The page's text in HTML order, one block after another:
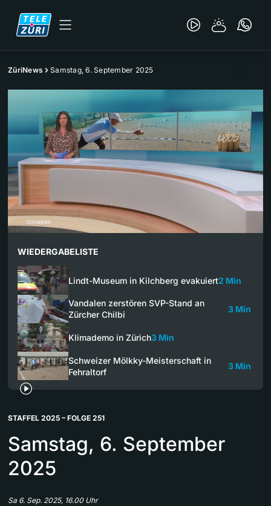
ZüriNews Samstag, 6. September 2025
WIEDERGABELISTE
Lindt-Museum in Kilchberg evakuiert2 Min
Vandalen zerstören SVP-Stand an
Zürcher Chilbi
3 Min
Klimademo in Zürich3 Min
Schweizer Mölkky-Meisterschaft in
Fehraltorf
3 Min
STAFFEL 2025 – FOLGE 251
Samstag, 6. September
2025
Sa 6. Sep. 2025, 16.00 Uhr